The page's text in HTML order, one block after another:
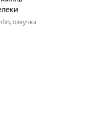
озвучка